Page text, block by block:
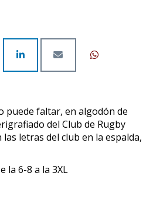
puede faltar, en algodón de
del Club de Rugby
letras del club en la espalda,
la 6-8 a la 3XL